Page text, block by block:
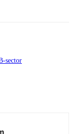
sector